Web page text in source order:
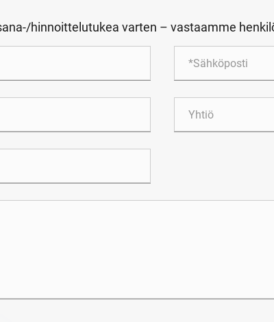
hinnoittelutukea varten – vastaamme